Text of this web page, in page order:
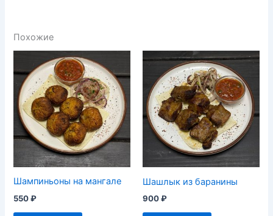
Похожие
Шампиньоны на мангале
550₽
Шашлык из баранины
900₽